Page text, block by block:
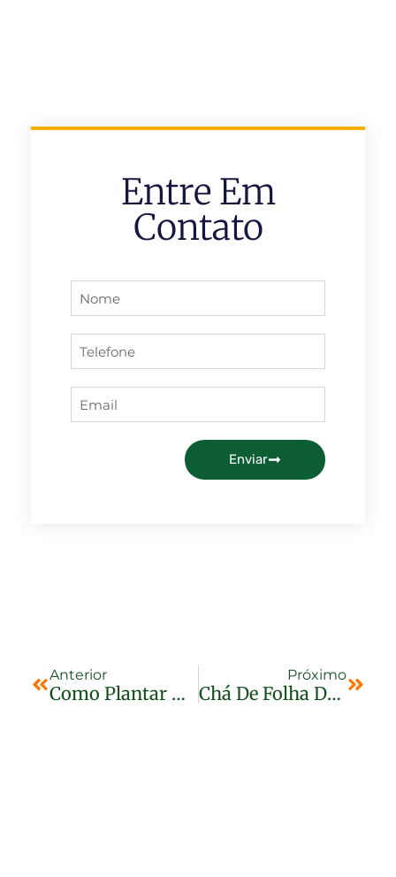
Entre Em
Contato
Enviar
Anterior
Como Plantar Manacá-Da-Serra
Próximo
Chá De Folha De Louro – Benefícios E Como Preparar